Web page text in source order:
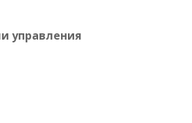
управления